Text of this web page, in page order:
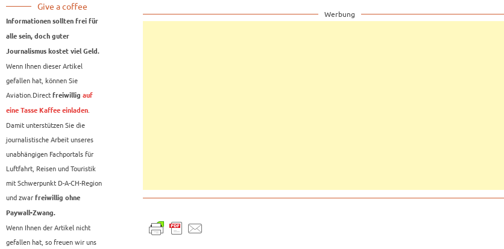
Give a coffee
Informationen sollten frei für
alle sein, doch guter
Journalismus kostet viel Geld.
Wenn Ihnen dieser Artikel
gefallen hat, können Sie
Aviation.Direct freiwillig auf
eine Tasse Kaffee einladen
Damit unterstützen Sie die
journalistische Arbeit unseres
unabhängigen Fachportals für
Luftfahrt, Reisen und Touristik
mit Schwerpunkt D-A-CH-Region
und zwar freiwillig ohne
Paywall-Zwang.
Wenn Ihnen der Artikel nicht
gefallen hat, so freuen wir uns
Werbung